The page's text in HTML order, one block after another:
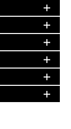
除く)
)